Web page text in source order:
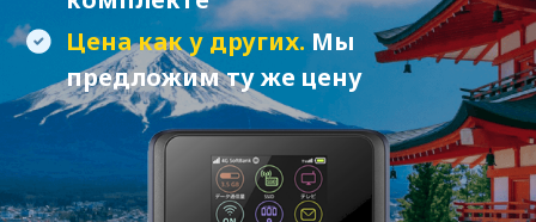
Цена как у других.Мы
предложим ту же цену